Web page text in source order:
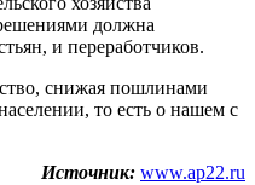
должна
и переработчиков.
снижая пошлинами
то есть о нашем с
Источник: www.ap22.ru